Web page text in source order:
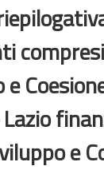
Lazio
e